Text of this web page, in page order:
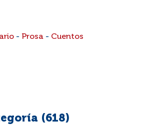
- Prosa - Cuentos
(618)